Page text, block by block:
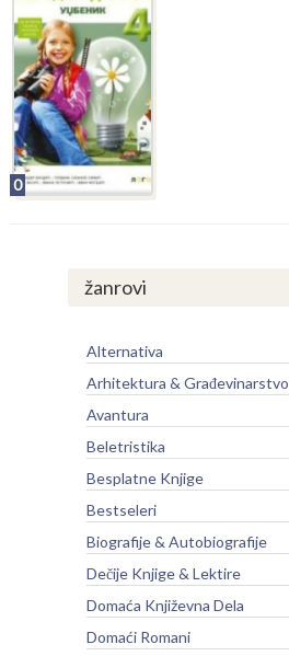
0
žanrovi
Alternativa
Arhitektura & Građevinarstvo
Avantura
Beletristika
Besplatne Knjige
Bestseleri
Biografije & Autobiografije
Dečije Knjige & Lektire
Domaća Književna Dela
Domaći Romani